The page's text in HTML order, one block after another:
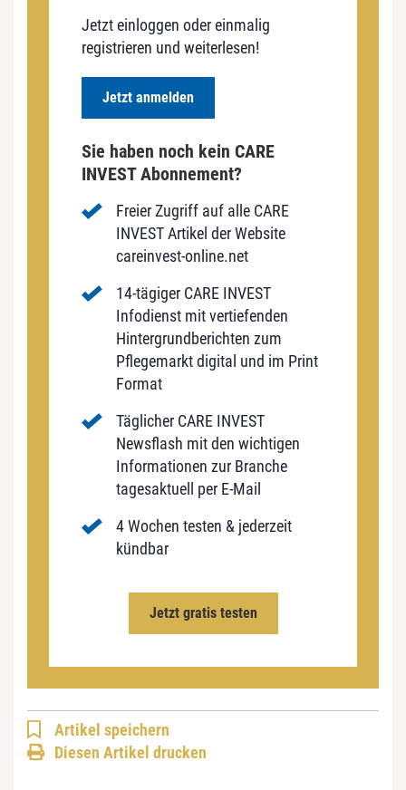
Jetzt einloggen oder einmalig
registrieren und weiterlesen!
Jetzt anmelden
Sie haben noch kein CARE
INVEST Abonnement?
Freier Zugriff auf alle CARE
INVEST Artikel der Website
careinvest-online.net
14-tägiger CARE INVEST
Infodienst mit vertiefenden
Hintergrundberichten zum
Pflegemarkt digital und im Print
Format
Täglicher CARE INVEST
Newsflash mit den wichtigen
Informationen zur Branche
tagesaktuell per E-Mail
4 Wochen testen & jederzeit
kündbar
Jetzt gratis testen
Artikel speichern
Diesen Artikel drucken